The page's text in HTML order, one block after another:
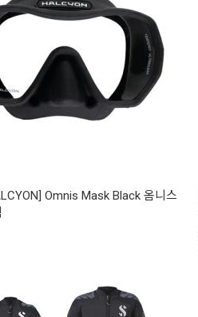
Omnis Mask Black 옴니스